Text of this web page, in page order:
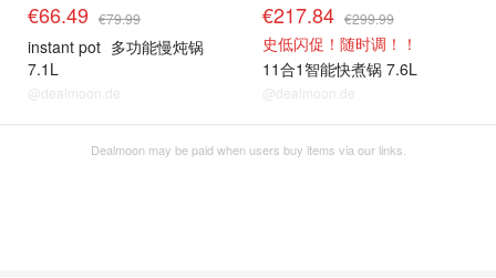
€66.49 €79.99
instant pot 多功能慢炖锅
7.1L
@dealmoon.de
€217.84 €299.99
史低闪促！随时调！！
11合1智能快煮锅 7.6L
@dealmoon.de
Dealmoon may be paid when users buy items via our links.